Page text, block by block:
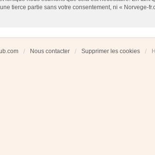
tierce partie sans votre consentement, ni « Norvege-
Nous contacter Supprimer les cookies